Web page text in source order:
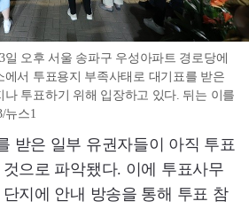
오후 서울 송파구 우성아파트 경로당에
에서 투표용지 부족사태로 대기표를 받은
나 투표하기 위해 입장하고 있다. 뒤는 이를
뉴스1
받은 일부 유권자들이 아직 투표
으로 파악됐다. 이에 투표사무
지에 안내 방송을 통해 투표 참